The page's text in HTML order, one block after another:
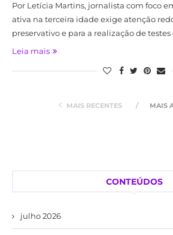
Por Letícia Martins, jornalista com foco
ativa na terceira idade exige atenção
preservativo e para a realização de
Leia mais
MAIS RECENTES MAIS
CONTEÚDOS
julho 2026